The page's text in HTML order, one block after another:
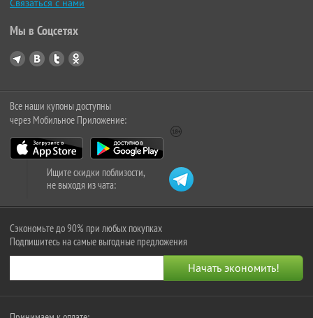
Связаться с нами
Мы в Соцсетях
Все наши купоны доступны
через Мобильное Приложение:
Ищите скидки поблизости,
не выходя из чата:
Сэкономьте до 90% при любых покупках
Подпишитесь на самые выгодные предложения